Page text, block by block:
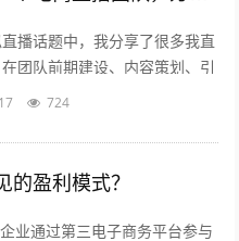
播话题中，我分享了很多我直
团队前期建设、内容策划、引
过程等干货；本不想多参合这
724
的盈利模式？
业通过第三电子商务平台参与